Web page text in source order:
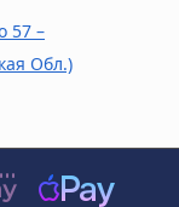
57 –
Обл.)